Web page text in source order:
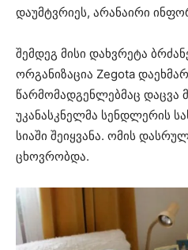
დაუმტვრიეს, არანაირი
შემდეგ მისი დახვრეტა
ორგანიზაცია Zegota
წარმომადგენლებმაც დაცვა
უკანასკნელმა სენდლერის
სიაში შეიყვანა. ომის
ცხოვრობდა.